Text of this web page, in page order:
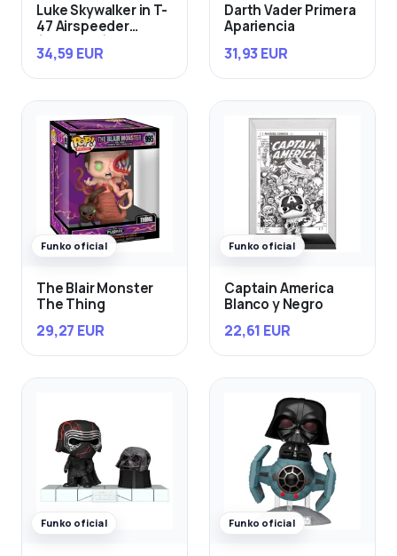
Luke Skywalker in T-
47 Airspeeder
34,59 EUR
Darth Vader Primera
Apariencia
31,93 EUR
Funko oficial
The Blair Monster
The Thing
29,27 EUR
Funko oficial
Captain America
Blanco y Negro
22,61 EUR
Funko oficial Funko oficial